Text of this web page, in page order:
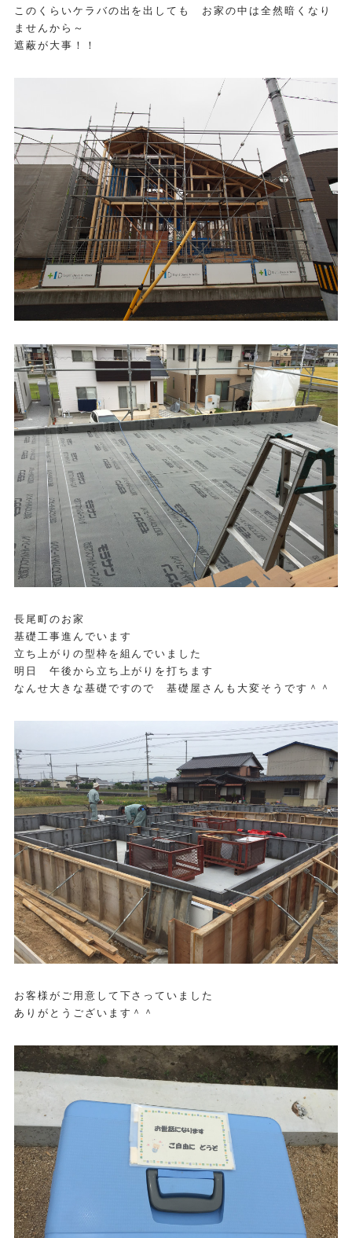
このくらいケラバの出を出しても お家の中は全然暗くなり
ませんから～
遮蔽が大事！！
長尾町のお家
基礎工事進んでいます
立ち上がりの型枠を組んでいました
明日 午後から立ち上がりを打ちます
なんせ大きな基礎ですので 基礎屋さんも大変そうです＾＾
お客様がご用意して下さっていました
ありがとうございます＾＾